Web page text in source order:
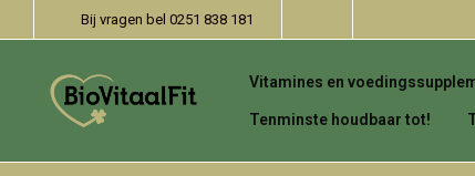
Bij vragen bel 0251 838 181
Vitamines en
Tenminste houdbaar tot!